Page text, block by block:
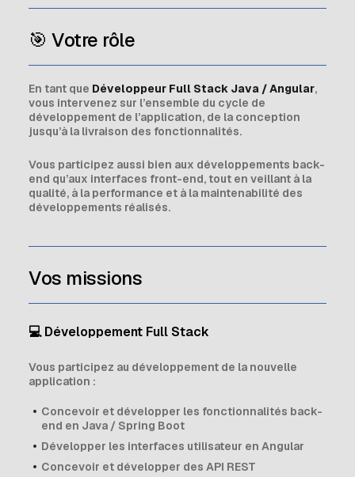
🎯 Votre rôle
En tant que Développeur Full Stack Java / Angular,
vous intervenez sur l’ensemble du cycle de
développement de l’application, de la conception
jusqu’à la livraison des fonctionnalités.
Vous participez aussi bien aux développements back-
end qu’aux interfaces front-end, tout en veillant à la
qualité, à la performance et à la maintenabilité des
développements réalisés.
Vos missions
💻 Développement Full Stack
Vous participez au développement de la nouvelle
application :
Concevoir et développer les fonctionnalités back-
end en Java / Spring Boot
Développer les interfaces utilisateur en Angular
Concevoir et développer des API REST